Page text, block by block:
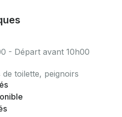
- Départ avant 10h00
de toilette, peignoirs